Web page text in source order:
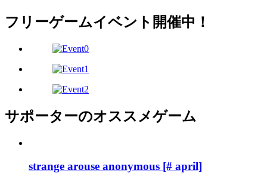
フリーゲームイベント開催中！
サポーターのオススメゲーム
strange arouse anonymous [# april]